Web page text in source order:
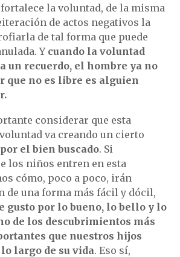
la voluntad, de la misma
de actos negativos la
de tal forma que puede
Y cuando la voluntad
un recuerdo, el hombre ya no
que no es libre es alguien
considerar que esta
va creando un cierto
el bien buscado. Si
los niños entren en esta
cómo, poco a poco, irán
de una forma más fácil y dócil,
gusto por lo bueno, lo bello y lo
de los descubrimientos más
que nuestros hijos
largo de su vida. Eso sí,